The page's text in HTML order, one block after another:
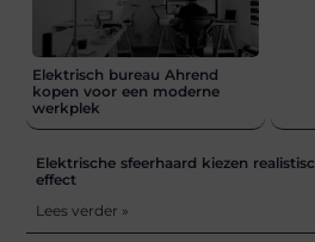
Elektrisch bureau Ahrend
kopen voor een moderne
werkplek
Elektrische sfeerhaard kiezen
effect
Lees verder »